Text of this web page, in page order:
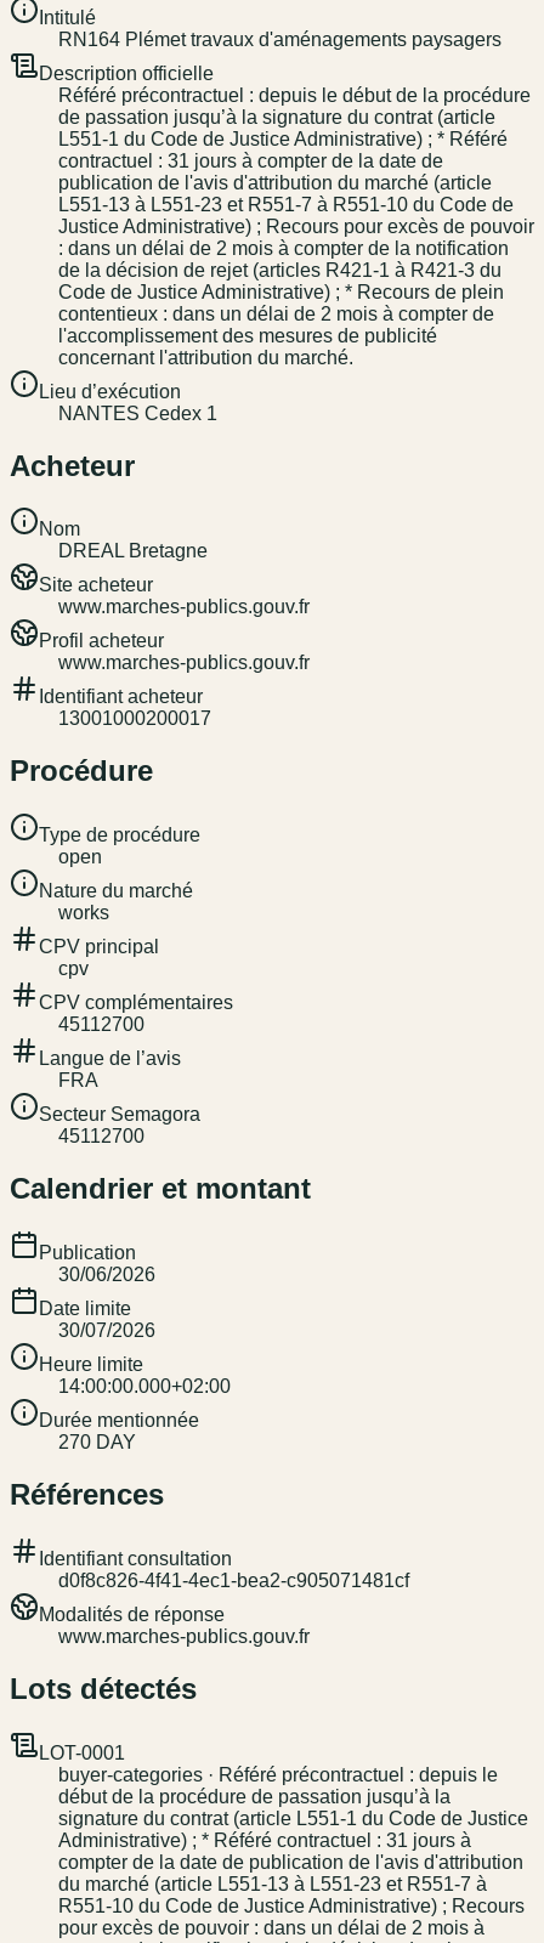
Intitulé
RN164 Plémet travaux d'aménagements paysagers
Description officielle
Référé précontractuel : depuis le début de la procédure
de passation jusqu’à la signature du contrat (article
L551-1 du Code de Justice Administrative) ; * Référé
contractuel : 31 jours à compter de la date de
publication de l'avis d'attribution du marché (article
L551-13 à L551-23 et R551-7 à R551-10 du Code de
Justice Administrative) ; Recours pour excès de pouvoir
: dans un délai de 2 mois à compter de la notification
de la décision de rejet (articles R421-1 à R421-3 du
Code de Justice Administrative) ; * Recours de plein
contentieux : dans un délai de 2 mois à compter de
l'accomplissement des mesures de publicité
concernant l'attribution du marché.
Lieu d’exécution
NANTES Cedex 1
Acheteur
Nom
DREAL Bretagne
Site acheteur
www.marches-publics.gouv.fr
Profil acheteur
www.marches-publics.gouv.fr
Identifiant acheteur
13001000200017
Procédure
Type de procédure
open
Nature du marché
works
CPV principal
cpv
CPV complémentaires
45112700
Langue de l’avis
FRA
Secteur Semagora
45112700
Calendrier et montant
Publication
30/06/2026
Date limite
30/07/2026
Heure limite
14:00:00.000+02:00
Durée mentionnée
270 DAY
Références
Identifiant consultation
d0f8c826-4f41-4ec1-bea2-c905071481cf
Modalités de réponse
www.marches-publics.gouv.fr
Lots détectés
LOT-0001
buyer-categories · Référé précontractuel : depuis le
début de la procédure de passation jusqu’à la
signature du contrat (article L551-1 du Code de Justice
Administrative) ; * Référé contractuel : 31 jours à
compter de la date de publication de l'avis d'attribution
du marché (article L551-13 à L551-23 et R551-7 à
R551-10 du Code de Justice Administrative) ; Recours
pour excès de pouvoir : dans un délai de 2 mois à